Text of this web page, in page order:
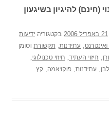
(חינם) להיגיון בשיגעון
21 באפריל 2006 בקטגוריה ידיעות
עתידנות תקשורת וסומן
חיזוי העתיד חיזוי טכנולוגי
עתידנות פוקויאמה
קץ